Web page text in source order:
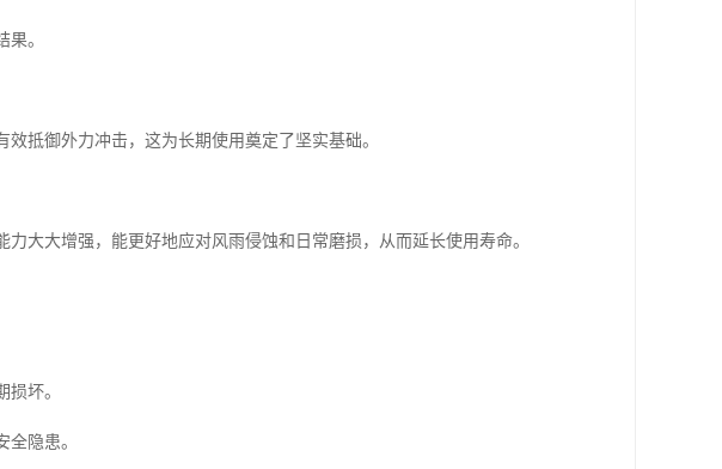
。
抵御外力冲击，这为长期使用奠定了坚实基础。
大大增强，能更好地应对风雨侵蚀和日常磨损，从而延长使用寿命。
坏。
隐患。